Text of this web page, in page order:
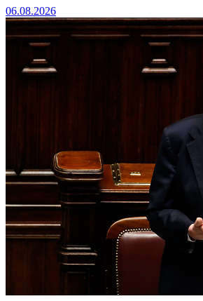
06.08.2026